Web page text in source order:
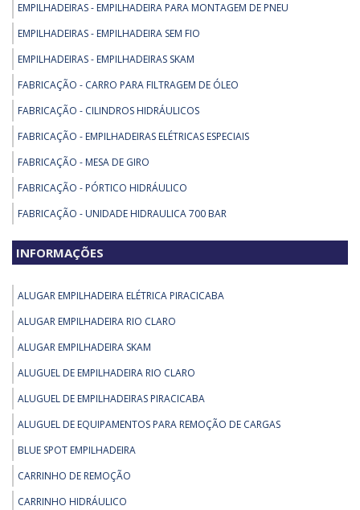
EMPILHADEIRAS - EMPILHADEIRA PARA MONTAGEM DE PNEU
EMPILHADEIRAS - EMPILHADEIRA SEM FIO
EMPILHADEIRAS - EMPILHADEIRAS SKAM
FABRICAÇÃO - CARRO PARA FILTRAGEM DE ÓLEO
FABRICAÇÃO - CILINDROS HIDRÁULICOS
FABRICAÇÃO - EMPILHADEIRAS ELÉTRICAS ESPECIAIS
FABRICAÇÃO - MESA DE GIRO
FABRICAÇÃO - PÓRTICO HIDRÁULICO
FABRICAÇÃO - UNIDADE HIDRAULICA 700 BAR
PEÇAS PARA EMPILHADEIRA - BLUE SPOT - FAROL ANTICOLISAO PARA
EMPILHADEIRAS - 24 36 48VDC
REMOÇÃO - TARTARUGA DE REMOÇAO
ATÉ 200TON
REMOÇÃO - TARTARUGA HIDRÁULICA DE 30 A 60 TON
INFORMAÇÕES
ALUGAR EMPILHADEIRA ELÉTRICA PIRACICABA
ALUGAR EMPILHADEIRA RIO CLARO
ALUGAR EMPILHADEIRA SKAM
ALUGUEL DE EMPILHADEIRA RIO CLARO
ALUGUEL DE EMPILHADEIRAS PIRACICABA
ALUGUEL DE EQUIPAMENTOS PARA REMOÇÃO DE CARGAS
BLUE SPOT EMPILHADEIRA
CARRINHO DE REMOÇÃO
CARRINHO HIDRÁULICO